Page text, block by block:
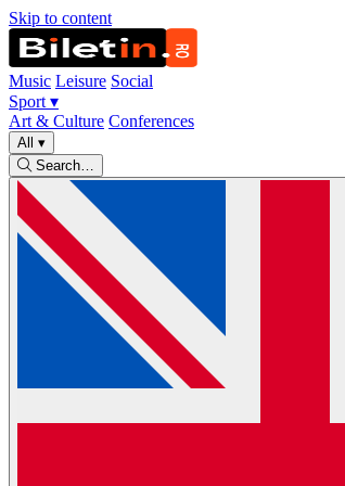
Skip to content
Music Leisure Social
Sport ▾
Art & Culture Conferences
All ▾
Search…